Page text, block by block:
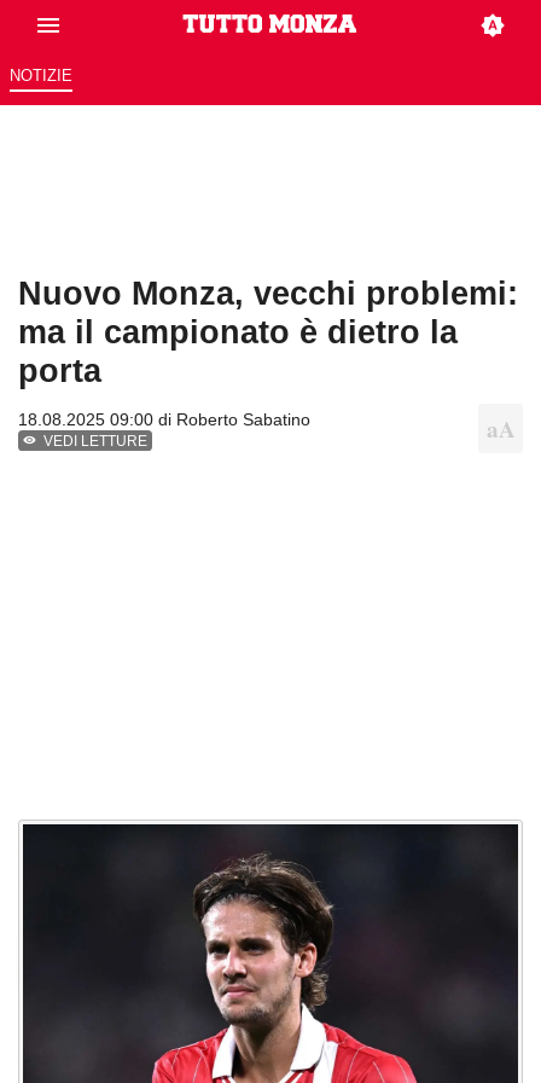
NOTIZIE
Nuovo Monza, vecchi problemi:
ma il campionato è dietro la
porta
18.08.2025 09:00 di Roberto Sabatino
VEDI LETTURE